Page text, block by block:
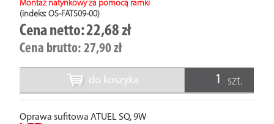
Montaż natynkowy za pomocą ramki
(indeks: OS-FATS09-00)
Cena netto:22,68 zł
Cena brutto: 27,90 zł
do koszyka szt.
Oprawa sufitowa ATUEL SQ, 9W